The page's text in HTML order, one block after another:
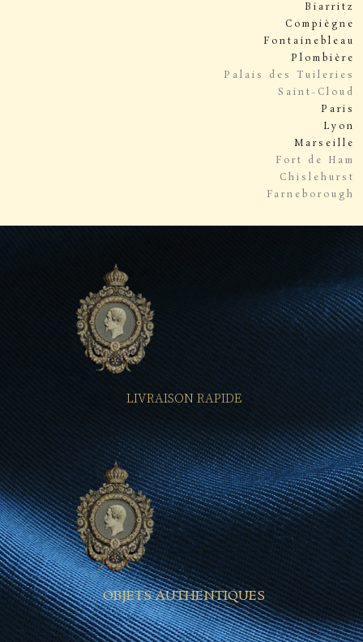
Biarritz
Compiègne
Fontainebleau
Plombière
Palais des Tuileries
Saint-Cloud
Paris
Lyon
Marseille
Fort de Ham
Chislehurst
Farneborough
LIVRAISON RAPIDE
OBJETS AUTHENTIQUES